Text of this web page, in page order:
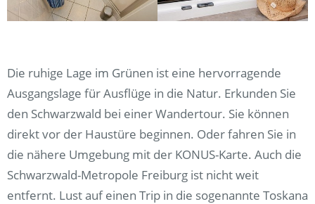
Die ruhige Lage im Grünen ist eine hervorragende
Ausgangslage für Ausflüge in die Natur. Erkunden Sie
den Schwarzwald bei einer Wandertour. Sie können
direkt vor der Haustüre beginnen. Oder fahren Sie in
die nähere Umgebung mit der KONUS-Karte. Auch die
Schwarzwald-Metropole Freiburg ist nicht weit
entfernt. Lust auf einen Trip in die sogenannte Toskana